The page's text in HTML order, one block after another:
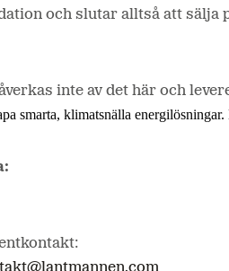
smarta, klimatsnälla
och slutar alltså att sälja
inte av det här och